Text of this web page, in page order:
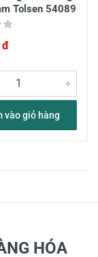
Tolsen 54089
đ
vào giỏ hàng
HÓA